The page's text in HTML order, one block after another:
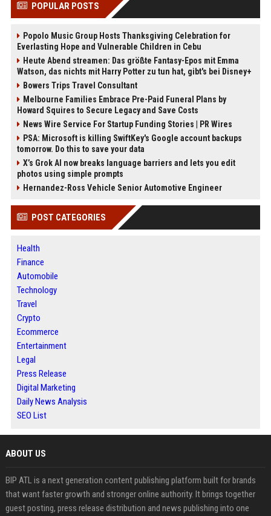
POPULAR POSTS
Popolo Music Group Hosts Thanksgiving Celebration for
Everlasting Hope and Vulnerable Children in Cebu
Heute Abend streamen: Das größte Fantasy-Epos mit Emma
Watson, das nichts mit Harry Potter zu tun hat, gibt's bei Disney+
Bowers Trips Travel Consultant
Melbourne Families Embrace Pre-Paid Funeral Plans by
Howard Squires to Secure Legacy and Save Costs
News Wire Service For Startup Funding Stories | PR Wires
PSA: Microsoft is killing SwiftKey's Google account backups
tomorrow. Do this to save your data
X’s Grok AI now breaks language barriers and lets you edit
photos using simple prompts
Hernandez-Ross Vehicle Senior Automotive Engineer
POST CATEGORIES
Health
Finance
Automobile
Technology
Travel
Crypto
Ecommerce
Entertainment
Legal
Press Release
Digital Marketing
Daily News Analysis
SEO List
ABOUT US
BIP ATL is a next generation content publishing platform built for brands
that want faster growth and stronger online authority. It brings together
guest posting, press release distribution and news publishing into one